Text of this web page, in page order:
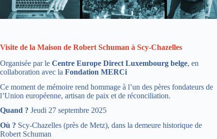
Visite de la Maison de Robert Schuman à Scy-Chazelles
Organisée par le Centre Europe Direct Luxembourg belge, en
collaboration avec la Fondation MERCi
Ce moment de mémoire rend hommage à l’un des pères fondateurs de
l’Union européenne, artisan de paix et de réconciliation.
Quand ? Jeudi 27 septembre 2025
Où ? Scy-Chazelles (près de Metz), dans la demeure historique de
Robert Schuman